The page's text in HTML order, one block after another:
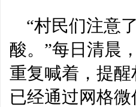
“村民们注意
酸。”每日清晨
重复喊着，提
已经通过网格